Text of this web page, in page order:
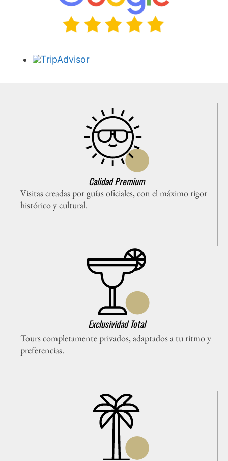
Calidad Premium
Visitas creadas por guías oficiales, con el máximo rigor
histórico y cultural.
Exclusividad Total
Tours completamente privados, adaptados a tu ritmo y
preferencias.